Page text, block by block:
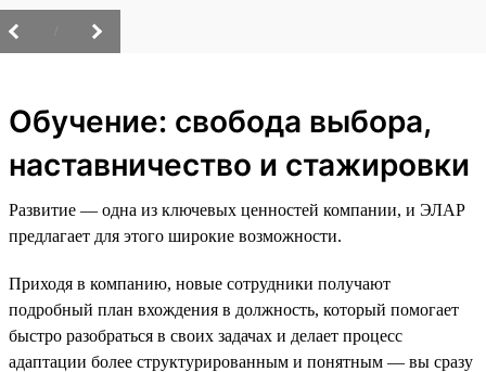
Обучение: свобода выбора,
наставничество и стажировки
Развитие — одна из ключевых ценностей компании, и ЭЛАР
предлагает для этого широкие возможности.
Приходя в компанию, новые сотрудники получают
подробный план вхождения в должность, который помогает
быстро разобраться в своих задачах и делает процесс
адаптации более структурированным и понятным — вы сразу